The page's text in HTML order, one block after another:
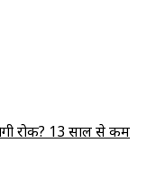
रोक? 13 साल से कम